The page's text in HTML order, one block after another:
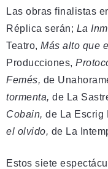
Las obras finalistas
Réplica serán; La
Teatro, Más alto que
Producciones,
Femés, de
tormenta, de La
Cobain, de La Escrig
el olvido, de La
Estos siete